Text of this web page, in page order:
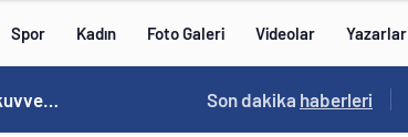
Spor Kadın Foto Galeri Videolar Yazarlar
Norweç silahlı kuvvetleri kadınlardan oluşan özel kuvvetler eğitimlerini başlattı. 15:20 /
Son dakika haberleri